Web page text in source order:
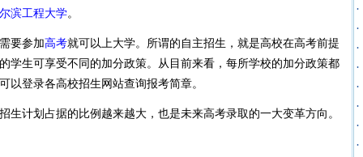
滨工程大学。
要参加高考就可以上大学。所谓的自主招生，就是高校在高考前提
学生可享受不同的加分政策。从目前来看，每所学校的加分政策都
以登录各高校招生网站查询报考简章。
计划占据的比例越来越大，也是未来高考录取的一大变革方向。
·
·
·
·
·
·
·
·